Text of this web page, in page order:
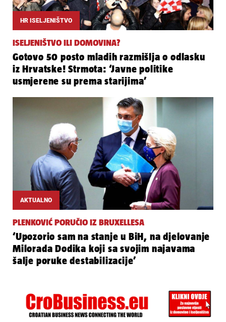
HR ISELJENIŠTVO
ISELJENIŠTVO ILI DOMOVINA?
Gotovo 50 posto mladih razmišlja o odlasku
iz Hrvatske! Strmota: ‘Javne politike
usmjerene su prema starijima’
AKTUALNO
PLENKOVIĆ PORUČIO IZ BRUXELLESA
‘Upozorio sam na stanje u BiH, na djelovanje
Milorada Dodika koji sa svojim najavama
šalje poruke destabilizacije’